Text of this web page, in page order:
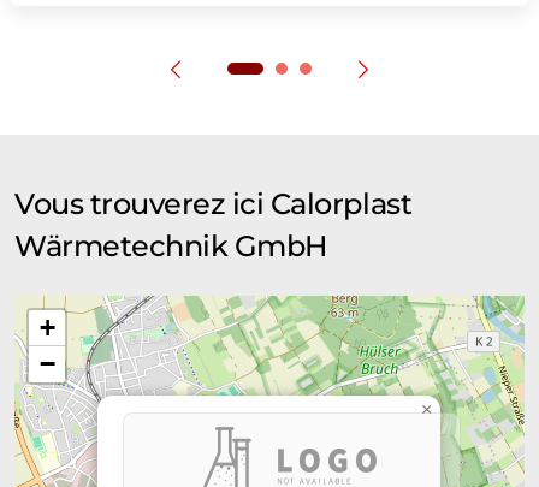
Vous trouverez ici Calorplast
Wärmetechnik GmbH
×
+
−